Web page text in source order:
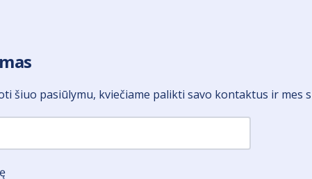
šiuo pasiūlymu, kviečiame palikti savo kontaktus ir mes